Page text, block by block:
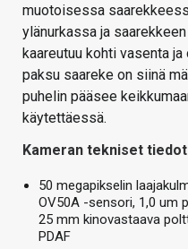
muotoisessa
ylänurkassa ja
kaareutuu kohti vasenta
paksu saareke on siinä
puhelin pääsee
käytettäessä.
Kameran tekniset
50 megapikselin
OV50A -sensori, 1,0 um
25 mm kinovastaava
PDAF